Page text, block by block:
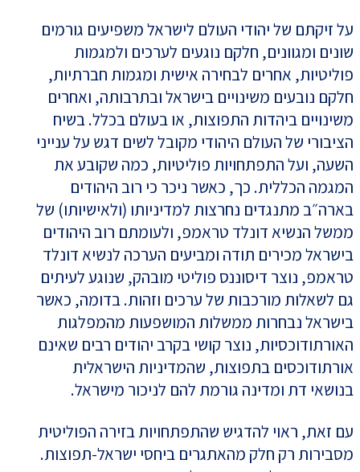
על זיקתם של יהודי העולם לישראל משפיעים גורמים
שונים ומגוונים, חלקם נוגעים לערכים ולמגמות
פוליטיות, אחרים לבחירה אישית ומגמות חברתיות,
חלקם נובעים משינויים בישראל ובתרבותה, ואחרים
משינויים ביהדות התפוצות, או בעולם בכלל. בשיח
הציבורי של העולם היהודי מקובל לשים דגש על ענייני
השעה, ועל התפתחויות פוליטיות, כמה שקובע את
המגמה הכללית. כך, כאשר ניכר כי רוב היהודים
בארה״ב מתנגדים נחרצות למדיניותו (ולאישיותו) של
ממשל הנשיא דונלד טראמפ, ולעומתם רוב היהודים
בישראל מכירים תודה ומביעים הערכה לנשיא דונלד
טראמפ, נוצר דיסוננס פוליטי מובהק, שנוגע לעיתים
גם לשאלות מורכבות של ערכים וזהות. בדומה, כאשר
בישראל נבחרות ממשלות המושפעות מהמפלגות
האורתודוכסיות, נוצר קושי בקרב יהודים רבים שאינם
אורתודוכסים בתפוצות, שהמדיניות הישראלית
בנושאי דת ומדינה גורמת להם לניכור מישראל.
עם זאת, ראוי להדגיש שהתפתחויות בזירה הפוליטית
מסבירות רק חלק מהאתגרים ביחסי ישראל-תפוצות.